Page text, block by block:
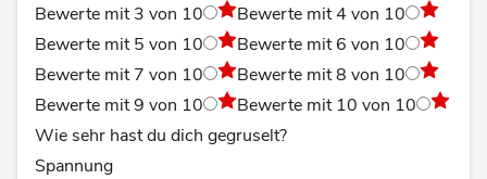
Bewerte mit 3 von 10
Bewerte mit 4 von 10
Bewerte mit 5 von 10
Bewerte mit 6 von 10
Bewerte mit 7 von 10
Bewerte mit 8 von 10
Bewerte mit 9 von 10
Bewerte mit 10 von 10
Wie sehr hast du dich gegruselt?
Spannung